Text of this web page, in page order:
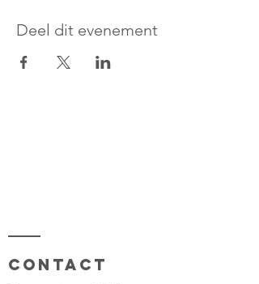
Deel dit evenement
Contact